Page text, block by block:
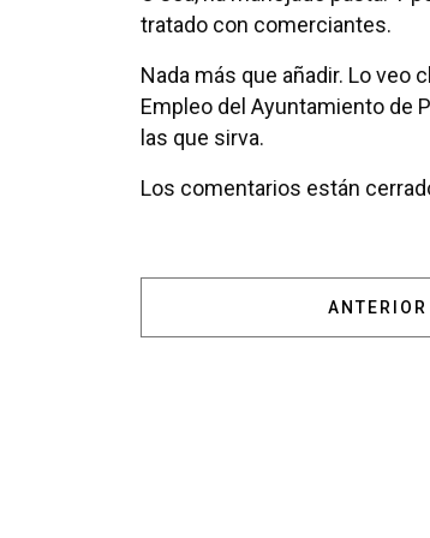
tratado con comerciantes.
Nada más que añadir. Lo veo
Empleo del Ayuntamiento de
las que sirva.
Los comentarios están
ANTERIOR